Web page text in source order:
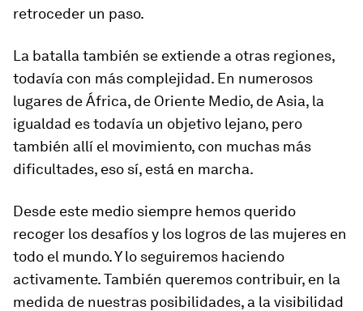
retroceder un paso.
La batalla también se extiende a otras regiones,
todavía con más complejidad. En numerosos
lugares de África, de Oriente Medio, de Asia, la
igualdad es todavía un objetivo lejano, pero
también allí el movimiento, con muchas más
dificultades, eso sí, está en marcha.
Desde este medio siempre hemos querido
recoger los desafíos y los logros de las mujeres en
todo el mundo. Y lo seguiremos haciendo
activamente. También queremos contribuir, en la
medida de nuestras posibilidades, a la visibilidad